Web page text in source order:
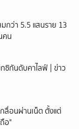
กว่า 5.5 แสนราย 13
คน
ซิกันดับคาไลฟ์ | ข่าว
ลื่อนผ่านเน็ต ตั้งแต่
อ"